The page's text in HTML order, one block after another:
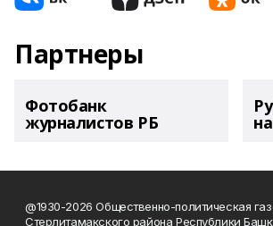
Партнеры
Фотобанк
журналистов РБ
@1930-2026 Общественно-политическая
Стерлитамакского района Республики